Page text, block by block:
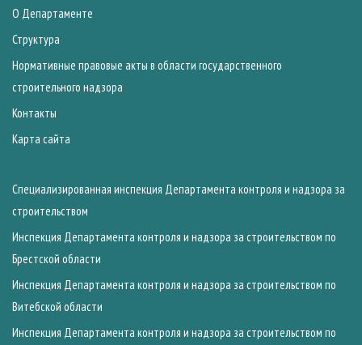
О Департаменте
Структура
Нормативные правовые акты в области государственного
строительного надзора
Контакты
Карта сайта
Специализированная инспекция Департамента контроля и надзора за
строительством
Инспекция Департамента контроля и надзора за строительством по
Брестской области
Инспекция Департамента контроля и надзора за строительством по
Витебской области
Инспекция Департамента контроля и надзора за строительством по